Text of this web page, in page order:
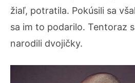
žiaľ, potratila. Pokúsili sa
sa im to podarilo. Tentoraz
narodili dvojičky.